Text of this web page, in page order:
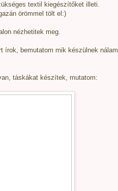
textil kiegészítőket illeti.
örömmel tölt el:)
nézhetitek meg.
írok, bemutatom mik készülnek nálam
táskákat készítek, mutatom: